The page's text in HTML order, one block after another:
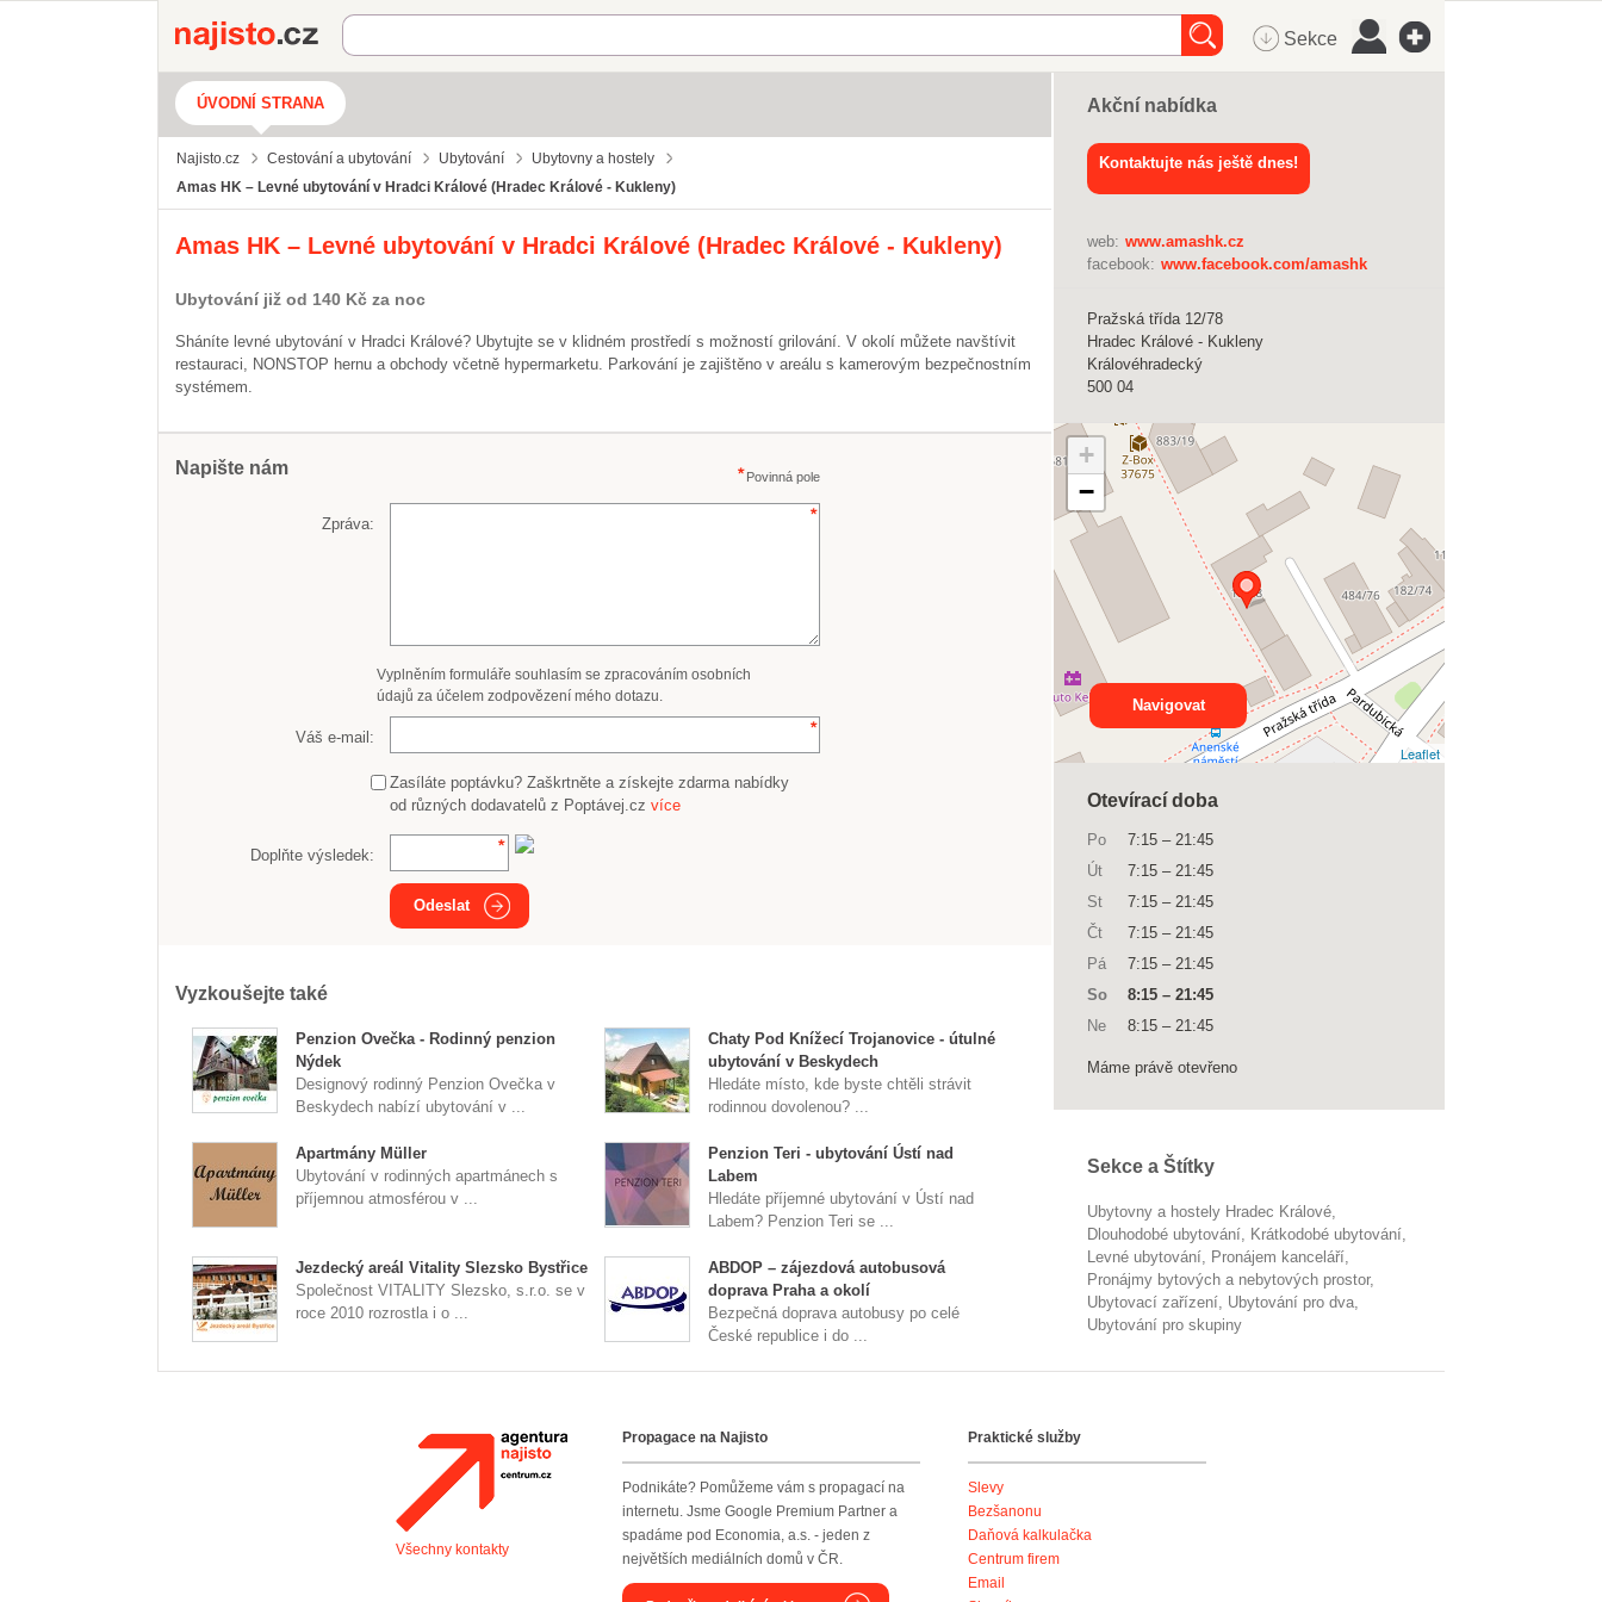
Najisto.cz Sekce
ÚVODNÍ STRANA
Najisto.cz Cestování a ubytování Ubytování
Ubytovny a hostely
Amas HK – Levné ubytování v Hradci Králové (Hradec Králové - Kukleny)
Amas HK – Levné ubytování v Hradci Králové (Hradec Králové - Kukleny)
Ubytování již od 140 Kč za noc
Sháníte levné ubytování v Hradci Králové? Ubytujte se v klidném prostředí s možností grilování. V okolí můžete navštívit
restauraci, NONSTOP hernu a obchody včetně hypermarketu. Parkování je zajištěno v areálu s kamerovým bezpečnostním
systémem.
Napište nám Povinná pole
Zpráva:
Vyplněním formuláře souhlasím se zpracováním osobních
údajů za účelem zodpovězení mého dotazu.
Váš e-mail:
Zasíláte poptávku? Zaškrtněte a získejte zdarma nabídky
od různých dodavatelů z Poptávej.cz více
Doplňte výsledek:
Odeslat
Vyzkoušejte také
Penzion Ovečka - Rodinný penzion
Nýdek
Designový rodinný Penzion Ovečka v
Beskydech nabízí ubytování v ...
Chaty Pod Knížecí Trojanovice - útulné
ubytování v Beskydech
Hledáte místo, kde byste chtěli strávit
rodinnou dovolenou? ...
Apartmány Müller
Ubytování v rodinných apartmánech s
příjemnou atmosférou v ...
Penzion Teri - ubytování Ústí nad
Labem
Hledáte příjemné ubytování v Ústí nad
Labem? Penzion Teri se ...
Jezdecký areál Vitality Slezsko Bystřice
Společnost VITALITY Slezsko, s.r.o. se v
roce 2010 rozrostla i o ...
ABDOP – zájezdová autobusová
doprava Praha a okolí
Bezpečná doprava autobusy po celé
České republice i do ...
Akční nabídka
Kontaktujte nás ještě dnes!
web: www.amashk.cz
facebook: www.facebook.com/amashk
Pražská třída 12/78
Hradec Králové - Kukleny
Královéhradecký
500 04
+
−
Leaflet
Navigovat
Otevírací doba
Po 7:15 – 21:45
Út
7:15 – 21:45
St
7:15 – 21:45
Čt
7:15 – 21:45
Pá
7:15 – 21:45
So
8:15 – 21:45
Ne
8:15 – 21:45
Máme právě otevřeno
Sekce a Štítky
Ubytovny a hostely Hradec Králové
dlouhodobé ubytování
krátkodobé ubytování
levné ubytování
pronájem kanceláří
Pronájmy bytových a nebytových prostor
ubytovací zařízení
ubytování pro dva
ubytování pro skupiny
Agentura Najisto
Všechny kontakty
Propagace na Najisto
Podnikáte? Pomůžeme vám s propagací na
internetu. Jsme Google Premium Partner a
spadáme pod Economia, a.s. - jeden z
největších mediálních domů v ČR.
Praktické služby
Slevy
Bezšanonu
Daňová kalkulačka
Centrum firem
Email